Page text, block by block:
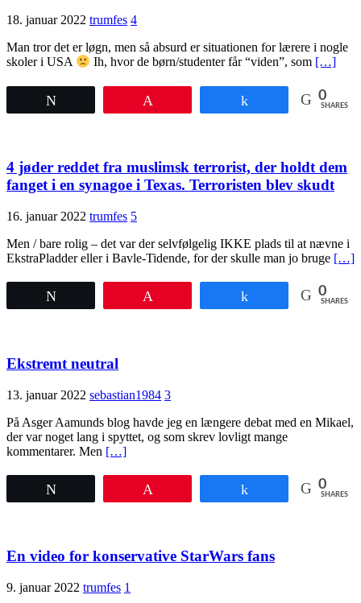
18. januar 2022 trumfes 4
Man tror det er løgn, men så absurd er situationen for lærere i nogle
skoler i USA
Ih, hvor de børn/studenter får “viden”, som […]
0
SHARES
4 jøder reddet fra muslimsk terrorist, der holdt dem
fanget i en synagoe i Texas. Terroristen blev skudt
16. januar 2022 trumfes 5
Men / bare rolig – det var der selvfølgelig IKKE plads til at nævne i
EkstraPladder eller i Bavle-Tidende, for der skulle man jo bruge […]
0
SHARES
Ekstremt neutral
13. januar 2022 sebastian1984 3
På Asger Aamunds blog havde jeg en længere debat med en Mikael,
der var noget lang i spyttet, og som skrev lovligt mange
kommentarer. Men […]
0
SHARES
En video for konservative StarWars fans
9. januar 2022 trumfes 1